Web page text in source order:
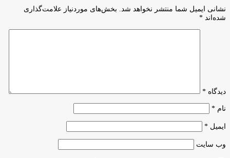
روز
25
جهش
در
فناوری‌های
نشانی ایمیل شما منتشر نخواهد شد.
بخش‌های موردنیاز علامت‌گذاری
شده‌اند *
دیدگاه *
نام *
ایمیل *
وب‌ سایت